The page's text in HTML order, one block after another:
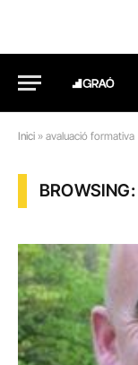
Inici » avaluació formativa
BROWSING: